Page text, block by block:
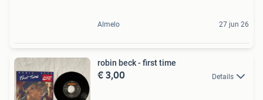
Almelo 27 jun 26
robin beck - first time
€ 3,00 Details